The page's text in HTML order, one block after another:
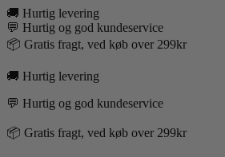
Videre
til
indhold
🚚 Hurtig levering
💬 Hurtig og god kundeservice
📦 Gratis fragt, ved køb over 299kr
🚚 Hurtig levering
💬 Hurtig og god kundeservice
📦 Gratis fragt, ved køb over 299kr